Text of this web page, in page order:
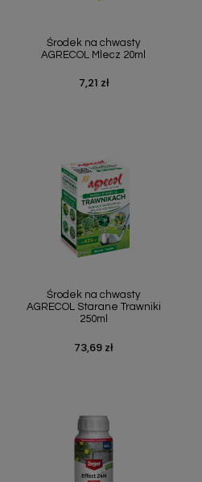
Środek na chwasty
AGRECOL Mlecz 20ml
Cena
7,21 zł
Środek na chwasty
AGRECOL Starane Trawniki
250ml
Cena
73,69 zł